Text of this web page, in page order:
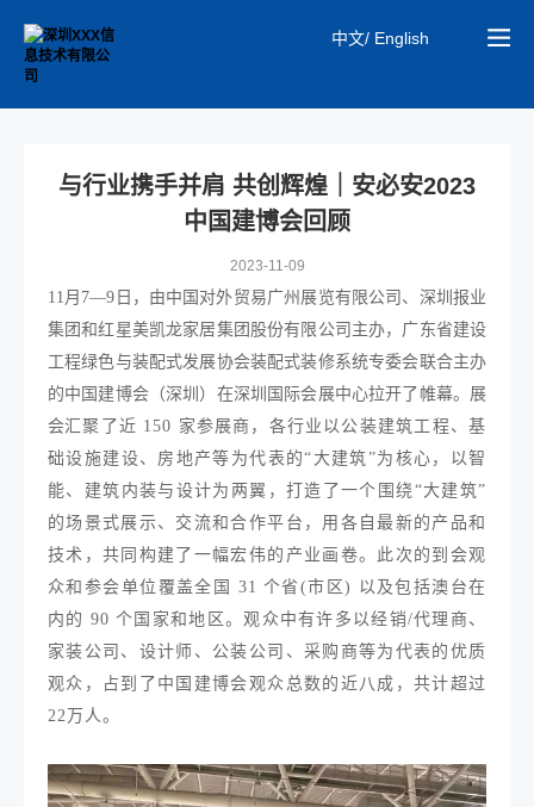
中文/ English
与行业携手并肩 共创辉煌｜安必安2023
中国建博会回顾
2023-11-09
11月7—9日，由中国对外贸易广州展览有限公司、深圳报业
集团和红星美凯龙家居集团股份有限公司主办，广东省建设
工程绿色与装配式发展协会装配式装修系统专委会联合主办
的中国建博会（深圳）在深圳国际会展中心拉开了帷幕。展
会汇聚了近 150 家参展商，各行业以公装建筑工程、基
础设施建设、房地产等为代表的“大建筑”为核心，以智
能、建筑内装与设计为两翼，打造了一个围绕“大建筑”
的场景式展示、交流和合作平台，用各自最新的产品和
技术，共同构建了一幅宏伟的产业画卷。此次的到会观
众和参会单位覆盖全国 31 个省(市区) 以及包括澳台在
内的 90 个国家和地区。观众中有许多以经销/代理商、
家装公司、设计师、公装公司、采购商等为代表的优质
观众，占到了中国建博会观众总数的近八成，共计超过
22万人。